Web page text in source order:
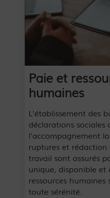
Paie et
humaines
L’établissement des
déclarations sociales
l’accompagnement
ruptures et rédaction
travail sont assurés
unique, disponible et
ressources humaines
toute sérénité.